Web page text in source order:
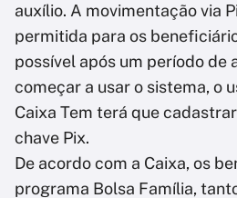
auxílio. A movimentação via
permitida para os
possível após um período de
começar a usar o sistema, o
Caixa Tem terá que
chave Pix.
De acordo com a Caixa, os
programa Bolsa Família,